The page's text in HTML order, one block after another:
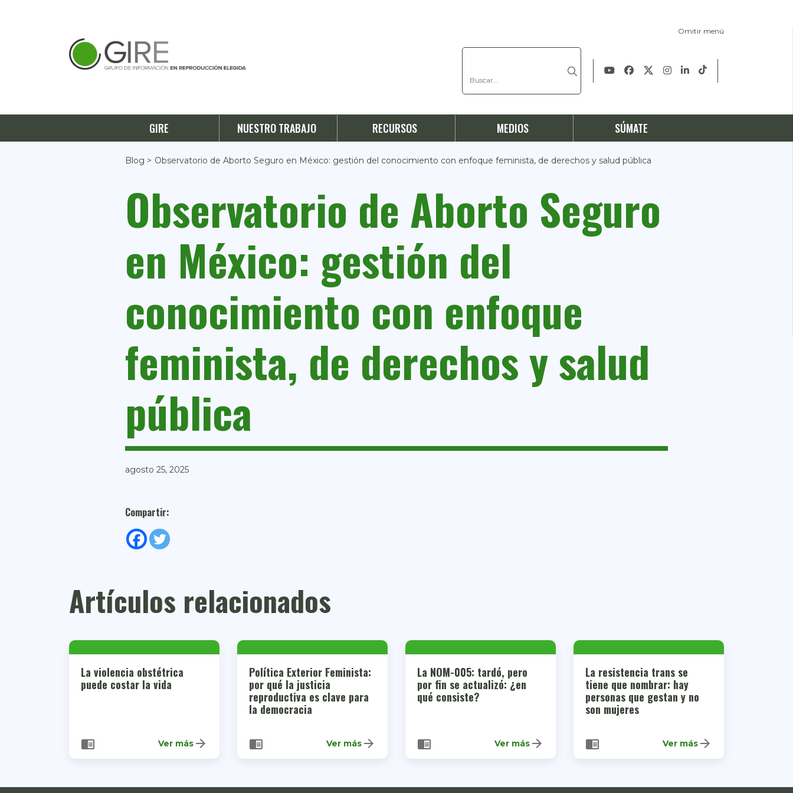
Omitir menú
GIRE NUESTRO TRABAJO RECURSOS MEDIOS SÚMATE
Blog > Observatorio de Aborto Seguro en México: gestión del conocimiento con enfoque feminista, de derechos y salud pública
Observatorio de Aborto Seguro
en México: gestión del
conocimiento con enfoque
feminista, de derechos y salud
pública
agosto 25, 2025
Compartir:
Artículos relacionados
La violencia obstétrica
puede costar la vida
chrome_reader_mode Ver más arrow_forward
Política Exterior Feminista:
por qué la justicia
reproductiva es clave para
la democracia
chrome_reader_mode Ver más arrow_forward
La NOM-005: tardó, pero
por fin se actualizó: ¿en
qué consiste?
chrome_reader_mode Ver más arrow_forward
La resistencia trans se
tiene que nombrar: hay
personas que gestan y no
son mujeres
chrome_reader_mode Ver más arrow_forward